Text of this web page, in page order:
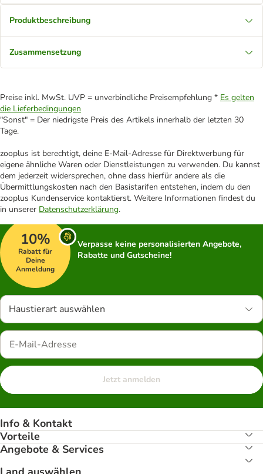
Produktbeschreibung
Zusammensetzung
Preise inkl. MwSt. UVP = unverbindliche Preisempfehlung * Es gelten
die Lieferbedingungen
"Sonst" = Der niedrigste Preis des Artikels innerhalb der letzten 30
Tage.
zooplus ist berechtigt, deine E-Mail-Adresse für Direktwerbung für
eigene ähnliche Waren oder Dienstleistungen zu verwenden. Du kannst
dem jederzeit widersprechen, ohne dass hierfür andere als die
Übermittlungskosten nach den Basistarifen entstehen, indem du den
zooplus Kundenservice kontaktierst. Weitere Informationen findest du
in unserer Datenschutzerklärung.
10%
Rabatt für
Deine
Anmeldung
Verpasse keine personalisierten Angebote,
Rabatte und Gutscheine!
Haustierart auswählen
Jetzt anmelden
Info & Kontakt
Vorteile
Angebote & Services